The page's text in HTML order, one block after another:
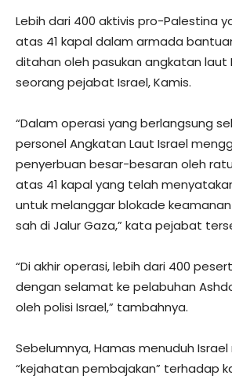
Lebih dari 400 aktivis pro-Palestina
atas 41 kapal dalam armada
ditahan oleh pasukan angkatan laut
seorang pejabat Israel, Kamis.
“Dalam operasi yang berlangsung
personel Angkatan Laut Israel
penyerbuan besar-besaran oleh
atas 41 kapal yang telah
untuk melanggar blokade
sah di Jalur Gaza,” kata pejabat
“Di akhir operasi, lebih dari 400
dengan selamat ke pelabuhan
oleh polisi Israel,” tambahnya.
Sebelumnya, Hamas menuduh Israel
“kejahatan pembajakan” terhadap